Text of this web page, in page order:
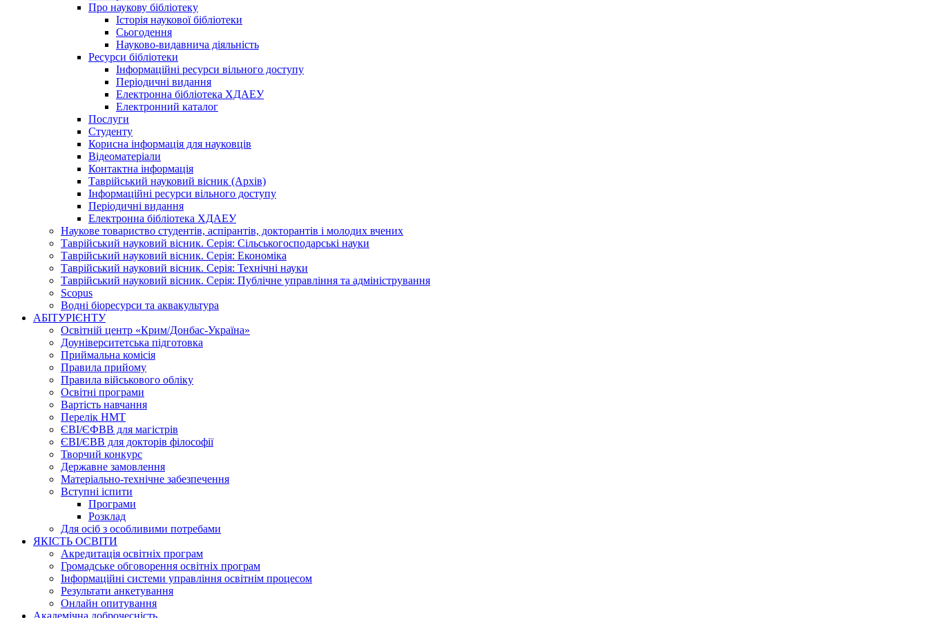
Про наукову бібліотеку
Історія наукової бібліотеки
Сьогодення
Науково-видавнича діяльність
Ресурси бібліотеки
Інформаційні ресурси вільного доступу
Періодичні видання
Електронна бібліотека ХДАЕУ
Електронний каталог
Послуги
Студенту
Корисна інформація для науковців
Відеоматеріали
Контактна інформація
Таврійський науковий вісник (Архів)
Інформаційні ресурси вільного доступу
Періодичні видання
Електронна бібліотека ХДАЕУ
Наукове товариство студентів, аспірантів, докторантів і молодих вчених
Таврійський науковий вісник. Серія: Сільськогосподарські науки
Таврійський науковий вісник. Серія: Економіка
Таврійський науковий вісник. Серія: Технічні науки
Таврійський науковий вісник. Серія: Публічне управління та адміністрування
Scopus
Водні біоресурси та аквакультура
АБІТУРІЄНТУ
Освітній центр «Крим/Донбас-Україна»
Доуніверситетська підготовка
Приймальна комісія
Правила прийому
Правила військового обліку
Освітні програми
Вартість навчання
Перелік НМТ
ЄВІ/ЄФВВ для магістрів
ЄВІ/ЄВВ для докторів філософії
Творчий конкурс
Державне замовлення
Матеріально-технічне забезпечення
Вступні іспити
Програми
Розклад
Для осіб з особливими потребами
ЯКІСТЬ ОСВІТИ
Акредитація освітніх програм
Громадське обговорення освітніх програм
Інформаційні системи управління освітнім процесом
Результати анкетування
Онлайн опитування
Академічна доброчесність